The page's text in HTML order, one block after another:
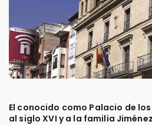
El conocido como Palacio de
al siglo XVI y a la familia